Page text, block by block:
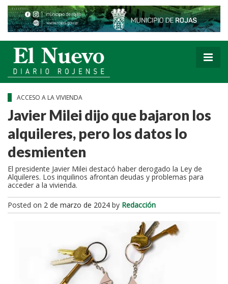
ACCESO A LA VIVIENDA
Javier Milei dijo que bajaron los
alquileres, pero los datos lo
desmienten
El presidente Javier Milei destacó haber derogado la Ley de
Alquileres. Los inquilinos afrontan deudas y problemas para
acceder a la vivienda.
Posted on 2 de marzo de 2024 by Redacción